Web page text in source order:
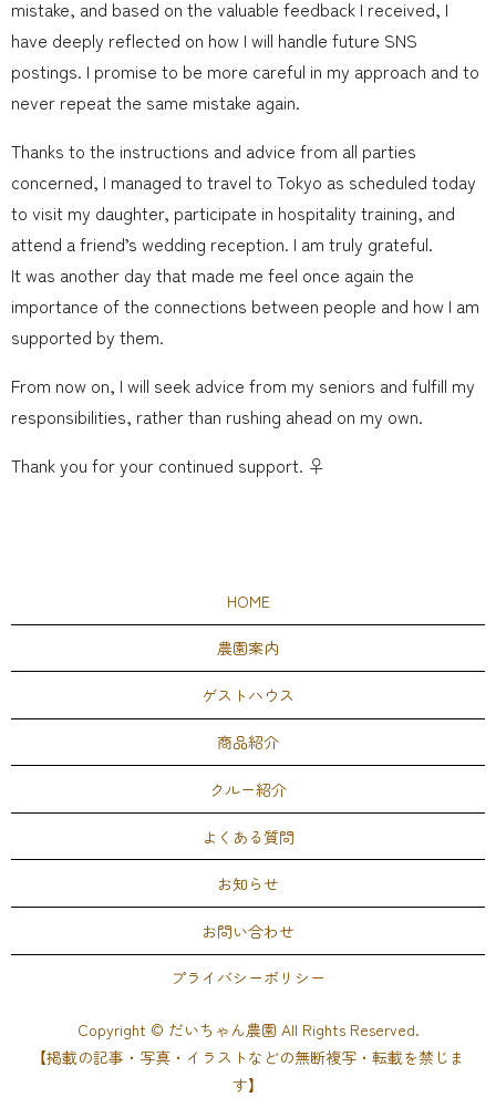
mistake, and based on the valuable feedback I received, I
have deeply reflected on how I will handle future SNS
postings. I promise to be more careful in my approach and to
never repeat the same mistake again.
Thanks to the instructions and advice from all parties
concerned, I managed to travel to Tokyo as scheduled today
to visit my daughter, participate in hospitality training, and
attend a friend’s wedding reception. I am truly grateful.
It was another day that made me feel once again the
importance of the connections between people and how I am
supported by them.
From now on, I will seek advice from my seniors and fulfill my
responsibilities, rather than rushing ahead on my own.
Thank you for your continued support. ‍♀️
HOME
農園案内
ゲストハウス
商品紹介
クルー紹介
よくある質問
お知らせ
お問い合わせ
プライバシーポリシー
Copyright © だいちゃん農園 All Rights Reserved.
【掲載の記事・写真・イラストなどの無断複写・転載を禁じま
す】